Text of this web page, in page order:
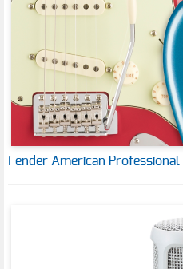
Fender American